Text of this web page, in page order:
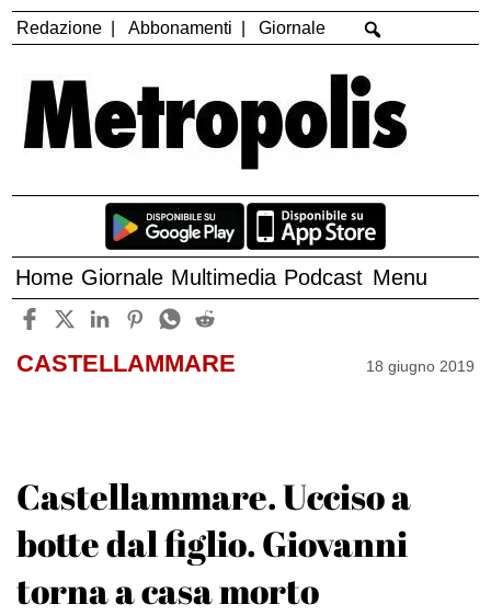
Redazione Abbonamenti Giornale
Home Giornale Multimedia Podcast Menu
CASTELLAMMARE 18 giugno 2019
Castellammare. Ucciso a
botte dal figlio. Giovanni
torna a casa morto